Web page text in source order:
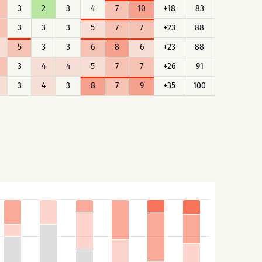
3 2 3 4 7 10 +18
83
3
3 3 5 7 7 +23
88
5
3 3 6 8 6 +23
88
3
4 4 5 7 7 +26
91
3
4 3 8 7 9 +35 100